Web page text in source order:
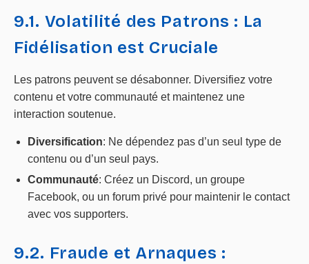
9.1. Volatilité des Patrons : La
Fidélisation est Cruciale
Les patrons peuvent se désabonner. Diversifiez votre
contenu et votre communauté et maintenez une
interaction soutenue.
Diversification: Ne dépendez pas d’un seul type de
contenu ou d’un seul pays.
Communauté: Créez un Discord, un groupe
Facebook, ou un forum privé pour maintenir le contact
avec vos supporters.
9.2. Fraude et Arnaques :